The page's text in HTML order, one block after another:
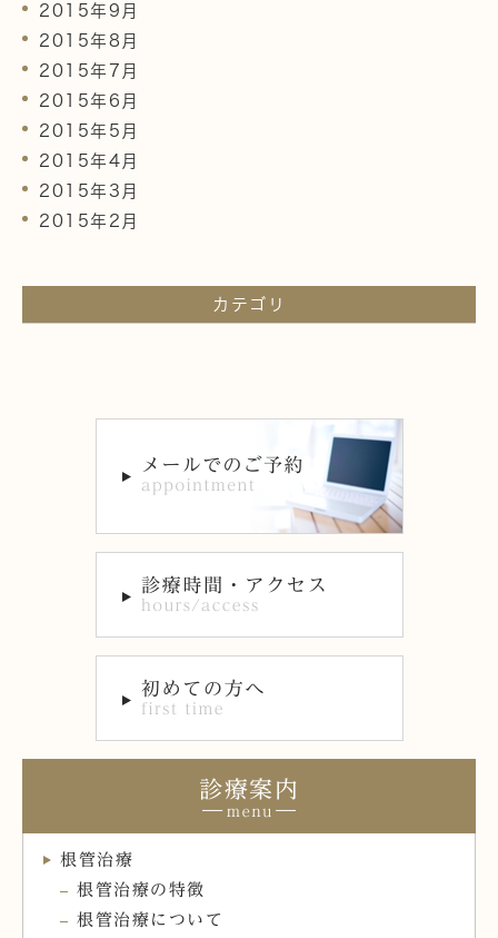
2015年9月
2015年8月
2015年7月
2015年6月
2015年5月
2015年4月
2015年3月
2015年2月
カテゴリ
診療案内
根管治療
根管治療の特徴
根管治療について